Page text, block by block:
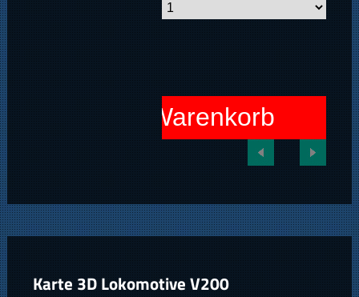
In den Warenkorb
Karte 3D Lokomotive V200